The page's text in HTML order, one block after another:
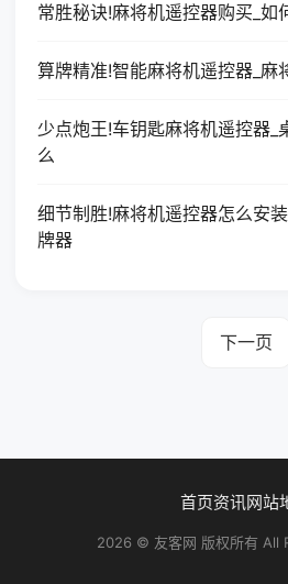
常胜秘诀!麻将机遥控器购买_如
算牌精准!智能麻将机遥控器_麻
少点炮王!车钥匙麻将机遥控器_
么
细节制胜!麻将机遥控器怎么安
牌器
下一页
首页资讯网站
2026 © 友客网 版权所有 All